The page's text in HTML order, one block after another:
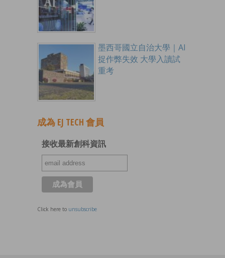
墨西哥國立自治大學｜AI
捉作弊失效 大學入讀試
重考
成為 EJ TECH 會員
接收最新創科資訊
Click here to unsubscribe